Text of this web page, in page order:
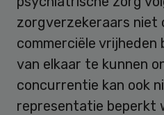
zorgverzekeraars niet
commerciële vrijheden
van elkaar te kunnen
concurrentie kan ook
representatie beperkt